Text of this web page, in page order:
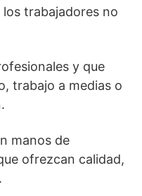
los trabajadores no
y que
trabajo a medias o
manos de
ofrezcan calidad,